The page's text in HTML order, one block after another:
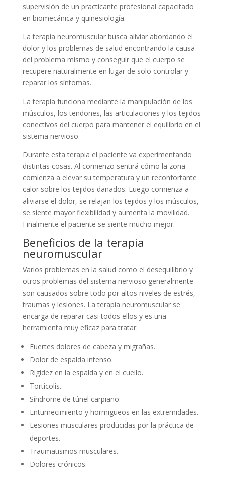
supervisión de un practicante profesional capacitado
en biomecánica y quinesiología.
La terapia neuromuscular busca aliviar abordando el
dolor y los problemas de salud encontrando la causa
del problema mismo y conseguir que el cuerpo se
recupere naturalmente en lugar de solo controlar y
reparar los síntomas.
La terapia funciona mediante la manipulación de los
músculos, los tendones, las articulaciones y los tejidos
conectivos del cuerpo para mantener el equilibrio en el
sistema nervioso.
Durante esta terapia el paciente va experimentando
distintas cosas. Al comienzo sentirá cómo la zona
comienza a elevar su temperatura y un reconfortante
calor sobre los tejidos dañados. Luego comienza a
aliviarse el dolor, se relajan los tejidos y los músculos,
se siente mayor flexibilidad y aumenta la movilidad.
Finalmente el paciente se siente mucho mejor.
Beneficios de la terapia
neuromuscular
Varios problemas en la salud como el desequilibrio y
otros problemas del sistema nervioso generalmente
son causados sobre todo por altos niveles de estrés,
traumas y lesiones. La terapia neuromuscular se
encarga de reparar casi todos ellos y es una
herramienta muy eficaz para tratar:
Fuertes dolores de cabeza y migrañas.
Dolor de espalda intenso.
Rigidez en la espalda y en el cuello.
Tortícolis.
Síndrome de túnel carpiano.
Entumecimiento y hormigueos en las extremidades.
Lesiones musculares producidas por la práctica de
deportes.
Traumatismos musculares.
Dolores crónicos.